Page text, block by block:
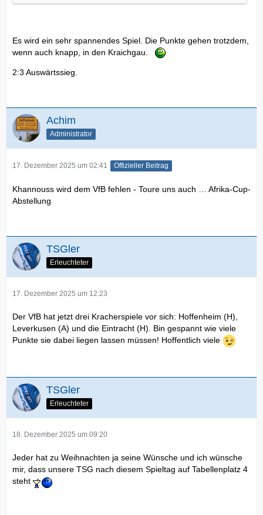
Es wird ein sehr spannendes Spiel. Die Punkte gehen trotzdem,
wenn auch knapp, in den Kraichgau.
2:3 Auswärtssieg.
Achim
Administrator
17. Dezember 2025 um 02:41 Offizieller Beitrag
Khannouss wird dem VfB fehlen - Toure uns auch … Afrika-Cup-
Abstellung
TSGler
Erleuchteter
17. Dezember 2025 um 12:23
Der VfB hat jetzt drei Kracherspiele vor sich: Hoffenheim (H),
Leverkusen (A) und die Eintracht (H). Bin gespannt wie viele
Punkte sie dabei liegen lassen müssen! Hoffentlich viele
TSGler
Erleuchteter
18. Dezember 2025 um 09:20
Jeder hat zu Weihnachten ja seine Wünsche und ich wünsche
mir, dass unsere TSG nach diesem Spieltag auf Tabellenplatz 4
steht